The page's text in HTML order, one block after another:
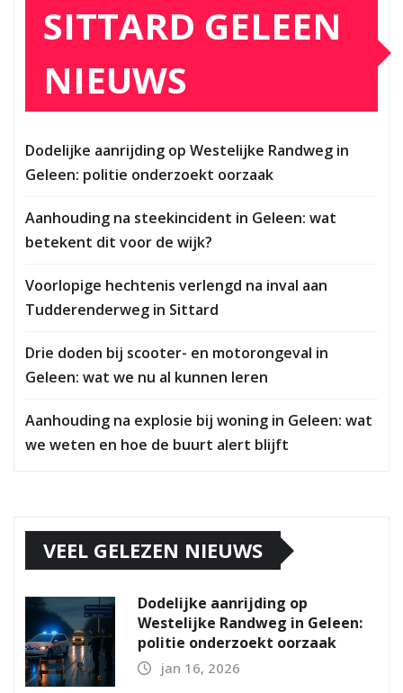
SITTARD GELEEN
NIEUWS
Dodelijke aanrijding op Westelijke Randweg in
Geleen: politie onderzoekt oorzaak
Aanhouding na steekincident in Geleen: wat
betekent dit voor de wijk?
Voorlopige hechtenis verlengd na inval aan
Tudderenderweg in Sittard
Drie doden bij scooter- en motorongeval in
Geleen: wat we nu al kunnen leren
Aanhouding na explosie bij woning in Geleen: wat
we weten en hoe de buurt alert blijft
VEEL GELEZEN NIEUWS
Dodelijke aanrijding op
Westelijke Randweg in Geleen:
politie onderzoekt oorzaak
jan 16, 2026